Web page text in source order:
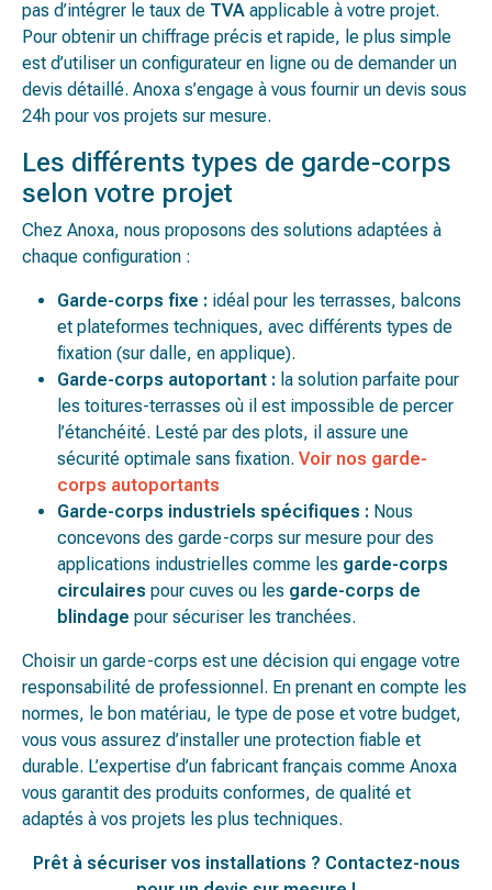
pas d’intégrer le taux de TVA applicable à votre projet.
Pour obtenir un chiffrage précis et rapide, le plus simple
est d’utiliser un configurateur en ligne ou de demander un
devis détaillé. Anoxa s’engage à vous fournir un devis sous
24h pour vos projets sur mesure.
Les différents types de garde-corps
selon votre projet
Chez Anoxa, nous proposons des solutions adaptées à
chaque configuration :
Garde-corps fixe : idéal pour les terrasses, balcons
et plateformes techniques, avec différents types de
fixation (sur dalle, en applique).
Garde-corps autoportant : la solution parfaite pour
les toitures-terrasses où il est impossible de percer
l’étanchéité. Lesté par des plots, il assure une
sécurité optimale sans fixation. Voir nos garde-
corps autoportants
Garde-corps industriels spécifiques : Nous
concevons des garde-corps sur mesure pour des
applications industrielles comme les garde-corps
circulaires pour cuves ou les garde-corps de
blindage pour sécuriser les tranchées.
Choisir un garde-corps est une décision qui engage votre
responsabilité de professionnel. En prenant en compte les
normes, le bon matériau, le type de pose et votre budget,
vous vous assurez d’installer une protection fiable et
durable. L’expertise d’un fabricant français comme Anoxa
vous garantit des produits conformes, de qualité et
adaptés à vos projets les plus techniques.
Prêt à sécuriser vos installations ? Contactez-nous